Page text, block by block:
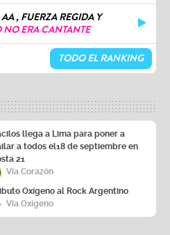
, FUERZA REGIDA Y
ERA CANTANTE
TODO EL RANKING
llega a Lima para poner a
a todos el18 de septiembre en
21
Vía Corazón
Oxígeno al Rock Argentino
Vía Oxígeno